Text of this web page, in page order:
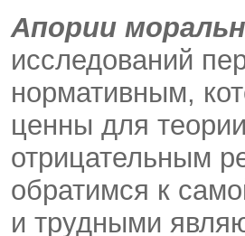
Апории
исследований
нормативным,
ценны для
отрицательным
обратимся к
и трудными